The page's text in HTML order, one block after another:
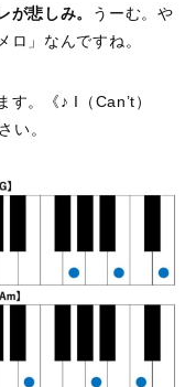
が悲しみ。
うーむ。や
ロ」なんですね。
。《♪ I（Can’t）
い。